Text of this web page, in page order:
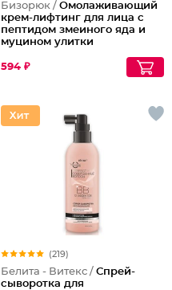
Бизорюк / Омолаживающий
крем-лифтинг для лица с
пептидом змеиного яда и
муцином улитки
594 ₽
(219)
Белита - Витекс / Спрей-
сыворотка для